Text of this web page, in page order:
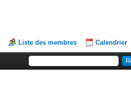
Liste des membres Calendrier